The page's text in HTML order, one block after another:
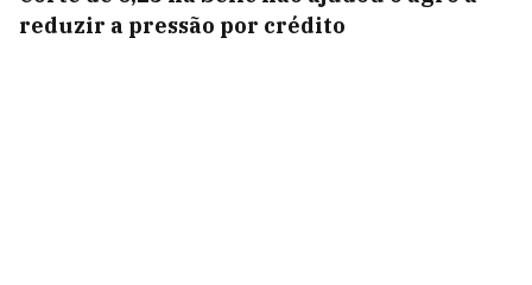
reduzir a pressão por crédito